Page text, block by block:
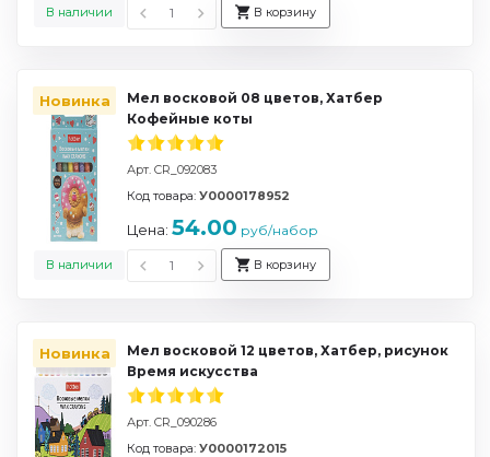
В наличии В корзину
Новинка
Мел восковой 08 цветов, Хатбер
Кофейные коты
Арт. CR_092083
В наличии
Код товара: У0000178952
Цена: 54.00 руб/набор
В корзину
Новинка
Мел восковой 12 цветов, Хатбер, рисунок
Время искусства
Арт. CR_090286
Код товара: У0000172015